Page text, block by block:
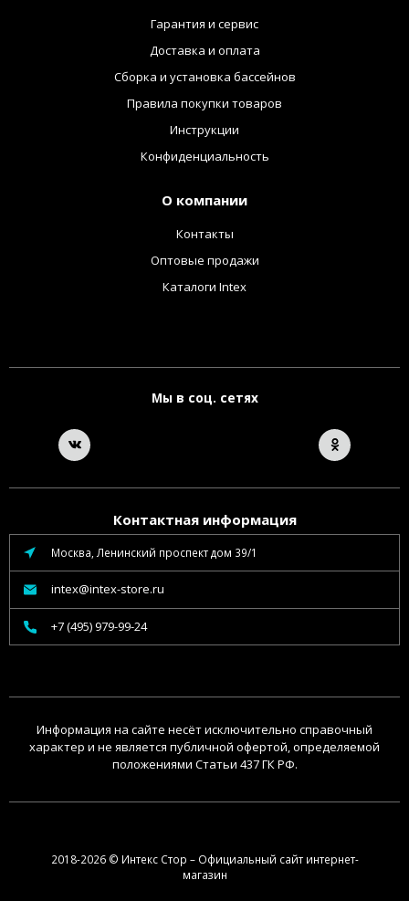
Гарантия и сервис
Доставка и оплата
Сборка и установка бассейнов
Правила покупки товаров
Инструкции
Конфиденциальность
О компании
Контакты
Оптовые продажи
Каталоги Intex
Мы в соц. сетях
Контактная информация
Москва, Ленинский проспект дом 39/1
intex@intex-store.ru
+7 (495) 979-99-24
Информация на сайте несёт исключительно справочный
характер и не является публичной офертой, определяемой
положениями Статьи 437 ГК РФ.
2018-2026 © Интекс Стор – Официальный сайт интернет-
магазин